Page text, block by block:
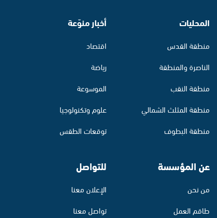
المحليات
منطقة القدس
الناصرة والمنطقة
منطقة النقب
منطقة المثلث الشمالي
منطقة البطوف
أخبار منوّعة
اقتصاد
رياضة
الموسوعة
علوم وتكنولوجيا
توقعات الطقس
عن المؤسسة
من نحن
طاقم العمل
للتواصل
الإعلان معنا
تواصل معنا